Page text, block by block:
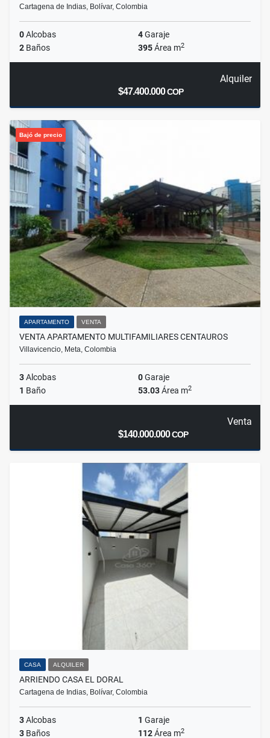
Cartagena de Indias, Bolívar, Colombia
0Alcobas 4Garaje
2 Baños 395Área m2
Alquiler
$47.400.000COP
Bajó de precio
APARTAMENTO VENTA
VENTA APARTAMENTO MULTIFAMILIARES CENTAUROS
Villavicencio, Meta, Colombia
3Alcobas 0Garaje
1 Baño 53.03Área m2
Venta
$140.000.000COP
CASA ALQUILER
ARRIENDO CASA EL DORAL
Cartagena de Indias, Bolívar, Colombia
3Alcobas 1 Garaje
3 Baños 112Área m2